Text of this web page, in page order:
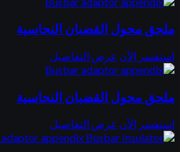
ملحق محول القضبان النحاسية
استفسر الآن عرض التفاصيل
ملحق محول القضبان النحاسية
استفسر الآن عرض التفاصيل